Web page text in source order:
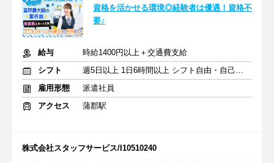
資格を活かせる環境◎経験者は優遇！資格不
要♪
給与
時給1400円以上＋交通費支給
シフト
週5日以上 1日6時間以上 シフト自由・自己申告
雇用形態
派遣社員
アクセス
蒲郡駅
株式会社スタッフサービス/I10510240